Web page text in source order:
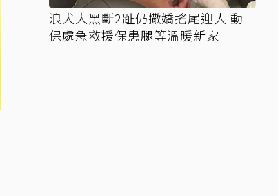
浪犬大黑斷2趾仍撒嬌搖尾迎人 動
保處急救援保患腿等溫暖新家